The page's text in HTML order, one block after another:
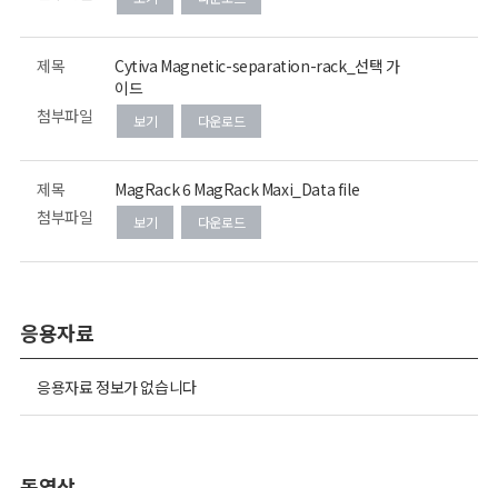
제목
Cytiva Magnetic-separation-rack_선택 가
이드
첨부파일
보기 다운로드
제목
MagRack 6 MagRack Maxi_Data file
첨부파일
보기 다운로드
응용자료
응용자료 정보가 없습니다